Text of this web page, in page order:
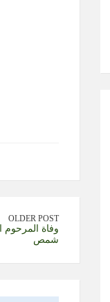
OLDER POST
وفاة المرحوم
شمص